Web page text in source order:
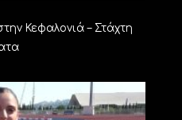
Κεφαλονιά – Στάχτη